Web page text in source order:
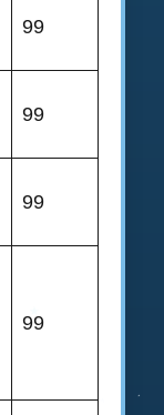
99
99
99
99